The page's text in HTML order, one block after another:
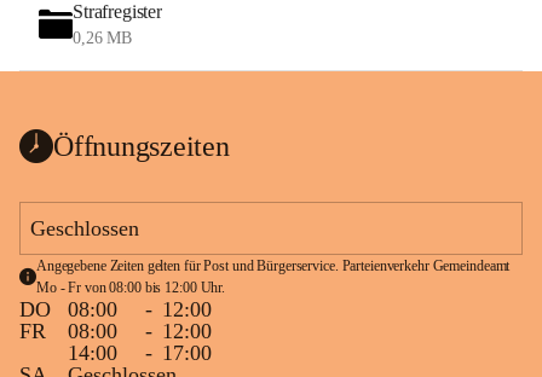
Strafregister
0,26 MB
Öffnungszeiten
Geschlossen
Angegebene Zeiten gelten für Post und Bürgerservice. Parteienverkehr Gemeindeamt
Mo - Fr von 08:00 bis 12:00 Uhr.
DO 08:00 - 12:00
FR
08:00 - 12:00
14:00
- 17:00